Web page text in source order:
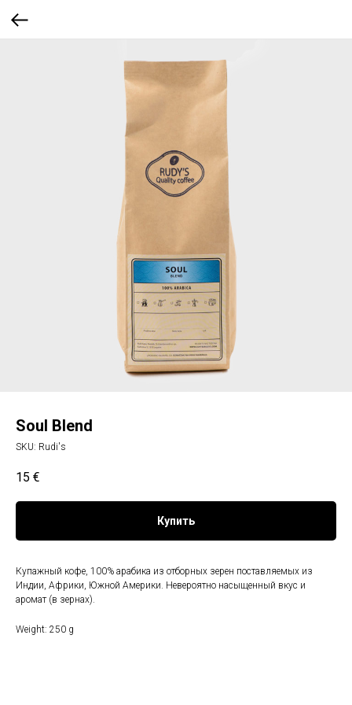
Soul Blend
SKU: Rudi's
15 €
Купить
Купажный кофе, 100% арабика из отборных зерен поставляемых из
Индии, Африки, Южной Америки. Невероятно насыщенный вкус и
аромат (в зернах).
Weight: 250 g